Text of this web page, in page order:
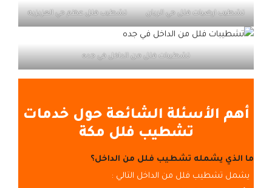
تشطيب ارضيات فلل حي الريان تشطيب فلل عظم حي العزيزيه
تشطيبات فلل من الداخل في جده
أهم الأسئلة الشائعة حول خدمات
تشطيب فلل مكة
ما الذي يشمله تشطيب فلل من الداخل؟
يشمل تشطيب فلل من الداخل التالي :